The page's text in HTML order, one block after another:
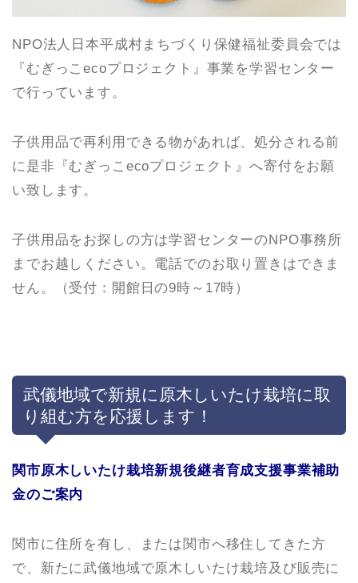
NPO法人日本平成村まちづくり保健福祉委員会では
『むぎっこecoプロジェクト』事業を学習センター
で行っています。
子供用品で再利用できる物があれば、処分される前
に是非『むぎっこecoプロジェクト』へ寄付をお願
い致します。
子供用品をお探しの方は学習センターのNPO事務所
までお越しください。電話でのお取り置きはできま
せん。（受付：開館日の9時～17時）
武儀地域で新規に原木しいたけ栽培に取
り組む方を応援します！
関市原木しいたけ栽培新規後継者育成支援事業補助
金のご案内
関市に住所を有し、または関市へ移住してきた方
で、新たに武儀地域で原木しいたけ栽培及び販売に